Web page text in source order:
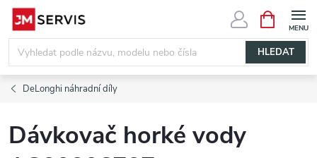
Přejít
obsah
HLEDAT
NÁKUPNÍ
KOŠÍK
DeLonghi náhradní díly
Dávkovač horké vody